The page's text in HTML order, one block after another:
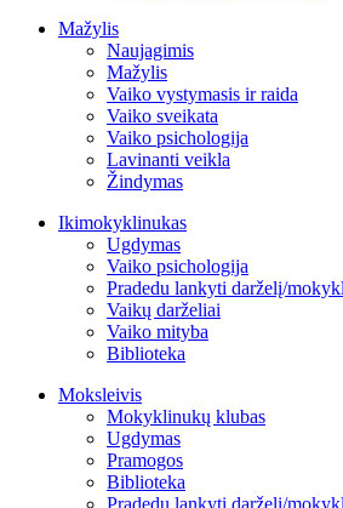
Mažylis
Naujagimis
Mažylis
Vaiko vystymasis ir raida
Vaiko sveikata
Vaiko psichologija
Lavinanti veikla
Žindymas
Ikimokyklinukas
Ugdymas
Vaiko psichologija
Pradedu lankyti darželį/
Vaikų darželiai
Vaiko mityba
Biblioteka
Moksleivis
Mokyklinukų klubas
Ugdymas
Pramogos
Biblioteka